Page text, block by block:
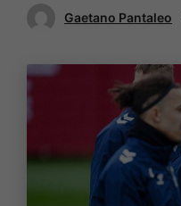
Gaetano Pantaleo